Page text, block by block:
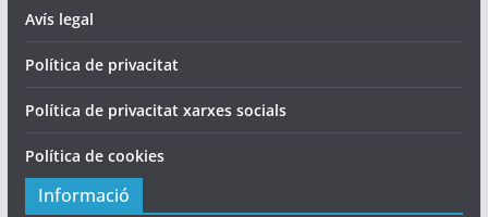
Avís legal
Política de privacitat
Política de privacitat xarxes socials
Política de cookies
Informació